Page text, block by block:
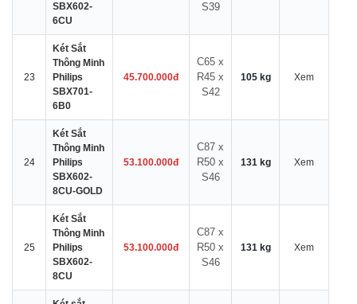
SBX602-
6CU
S39
23
Két Sắt
Thông Minh
Philips
SBX701-
6B0
45.700.000đ
C65 x
R45 x
S42
105 kg Xem
24
Két Sắt
Thông Minh
Philips
SBX602-
8CU-GOLD
53.100.000đ
C87 x
R50 x
S46
131 kg Xem
25
Két Sắt
Thông Minh
Philips
SBX602-
8CU
53.100.000đ
C87 x
R50 x
S46
131 kg Xem